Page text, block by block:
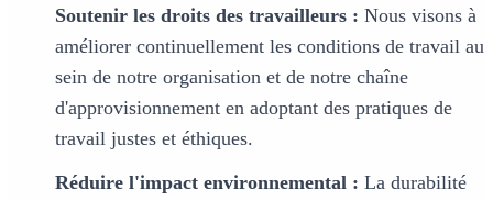
Soutenir les droits des travailleurs : Nous visons à
améliorer continuellement les conditions de travail au
sein de notre organisation et de notre chaîne
d'approvisionnement en adoptant des pratiques de
travail justes et éthiques.
Réduire l'impact environnemental : La durabilité